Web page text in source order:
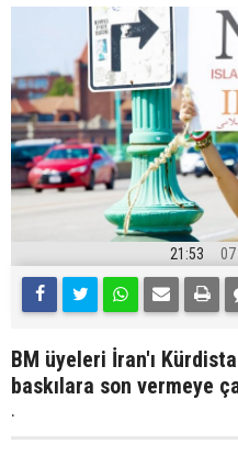
21:53
BM üyeleri İran'ı
baskılara son vermeye
.